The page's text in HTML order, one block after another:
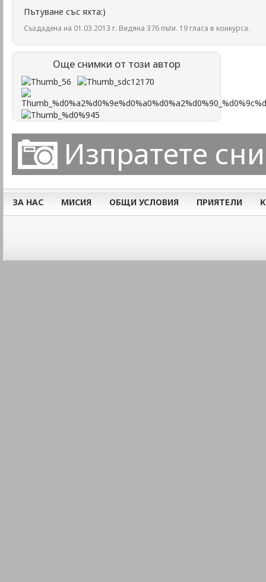
Пътуване със яхта:)
Създадена на 01.03.2013 г. Видяна 376 пъти. 19 гласа в конкурса.
Още снимки от този автор
Изпратете
ЗА НАС МИСИЯ ОБЩИ УСЛОВИЯ ПРИЯТЕЛИ